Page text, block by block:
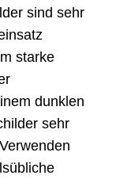
sind sehr
starke
dunklen
sehr